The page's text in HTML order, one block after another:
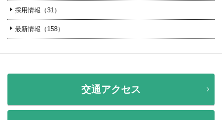
採用情報（31）
最新情報（158）
交通アクセス